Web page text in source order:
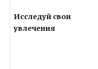
Исследуй свои
увлечения